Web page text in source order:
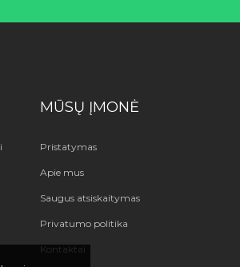
MŪSŲ ĮMONĖ
Pristatymas
Apie mus
Saugus atsiskaitymas
Privatumo politika
Kontaktai